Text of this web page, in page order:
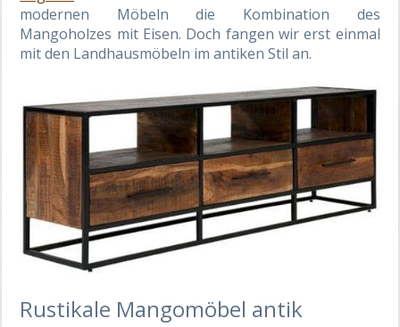
modernen Möbeln die Kombination des
Mangoholzes mit Eisen. Doch fangen wir erst einmal
mit den Landhausmöbeln im antiken Stil an.
Rustikale Mangomöbel antik